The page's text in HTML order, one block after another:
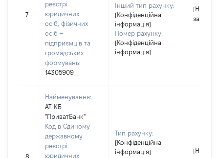
7
реєстрі
юридичних
осіб, фізичних
осіб –
підприємців та
громадських
формувань:
14305909
Інший тип рахунку:
[Конфіденційна
інформація]
Номер рахунку:
[Конфіденційна
інформація]
[Не
8
Найменування:
АТ КБ
"ПриватБанк"
Код в Єдиному
державному
реєстрі
юридичних
Тип рахунку:
[Конфіденційна
інформація]
[Не